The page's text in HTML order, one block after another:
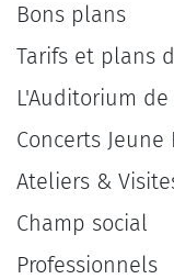
Bons plans
Tarifs et plans
L'Auditorium de
Concerts Jeune
Ateliers &
Champ social
Professionnels